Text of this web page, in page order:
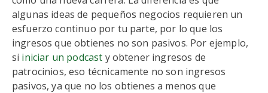
algunas ideas de pequeños negocios requieren un
esfuerzo continuo por tu parte, por lo que los
ingresos que obtienes no son pasivos. Por ejemplo,
si iniciar un podcast y obtener ingresos de
patrocinios, eso técnicamente no son ingresos
pasivos, ya que no los obtienes a menos que